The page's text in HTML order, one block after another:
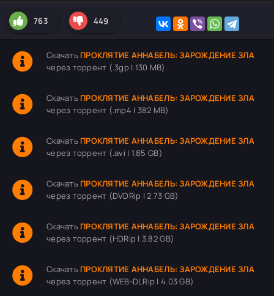
763 449
Скачать ПРОКЛЯТИЕ АННАБЕЛЬ: ЗАРОЖДЕНИЕ ЗЛА
через торрент (.3gp | 130 MB)
Скачать ПРОКЛЯТИЕ АННАБЕЛЬ: ЗАРОЖДЕНИЕ ЗЛА
через торрент (.mp4 | 382 MB)
Скачать ПРОКЛЯТИЕ АННАБЕЛЬ: ЗАРОЖДЕНИЕ ЗЛА
через торрент (.avi | 1.85 GB)
Скачать ПРОКЛЯТИЕ АННАБЕЛЬ: ЗАРОЖДЕНИЕ ЗЛА
через торрент (DVDRip | 2.73 GB)
Скачать ПРОКЛЯТИЕ АННАБЕЛЬ: ЗАРОЖДЕНИЕ ЗЛА
через торрент (HDRip | 3.82 GB)
Скачать ПРОКЛЯТИЕ АННАБЕЛЬ: ЗАРОЖДЕНИЕ ЗЛА
через торрент (WEB-DLRip | 4.03 GB)